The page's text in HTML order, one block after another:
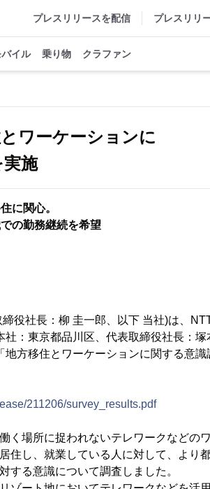
プレスリリースを配信 プレスリリ
バイル 乗り物 クラファン
ワーケーションに
実施
に関心。
の勤務継続を希望
役社長：柳 圭一郎、以下 当社)は、
：東京都品川区、代表取締役社長：塚
方移住とワーケーションに関する意識
211206/survey_results.pdf
く場所に捉われないテレワークなどのワ
住し、就業している人に対して、より
する意識について調査しました。